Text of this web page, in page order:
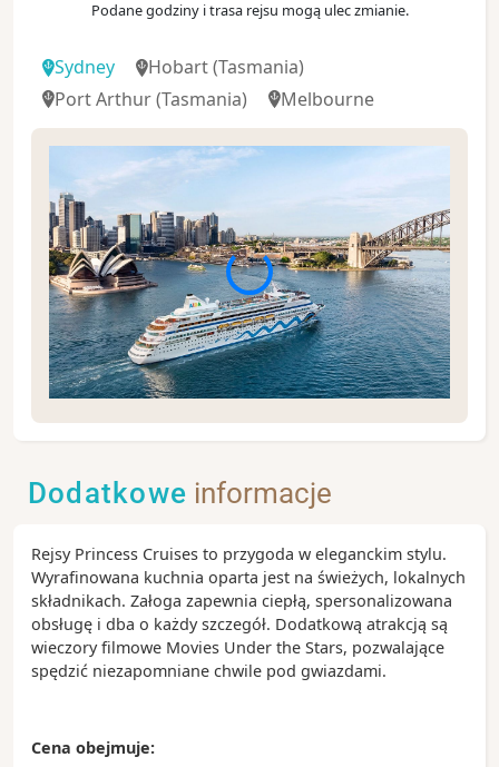
Podane godziny i trasa rejsu mogą ulec zmianie.
Sydney Hobart(Tasmania)
Port Arthur(Tasmania) Melbourne
Sydney to jedno z najbardziej atrakcyjnych
dla siebie, począwszy od amatorów nowoczesnego
wielbicielach słonecznych plaż skończywszy.
Różnorodnych plaż w Sydney jest prawie setka.
Zobacz koniecznie:
- Sydney Opera House, znajdująca się od 2007 roku
na liście UNESCO
- Darling Harbour, czyli centrum rozrywkowe Sydney
surfingu
Dodatkowe informacje
Rejsy Princess Cruises to przygoda w eleganckim stylu.
Wyrafinowana kuchnia oparta jest na świeżych, lokalnych
składnikach. Załoga zapewnia ciepłą, spersonalizowana
obsługę i dba o każdy szczegół. Dodatkową atrakcją są
wieczory filmowe Movies Under the Stars, pozwalające
spędzić niezapomniane chwile pod gwiazdami.
Cena obejmuje: